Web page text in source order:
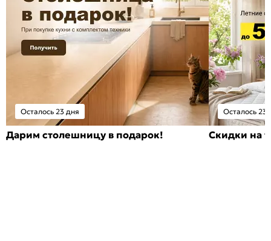
Осталось 23 дня
Дарим столешницу в подарок!
Осталось 23
Скидки на